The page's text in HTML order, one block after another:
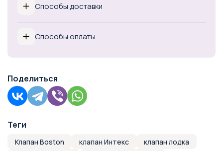
Способы доставки
Способы оплаты
Поделиться
Теги
Клапан Boston клапан Интекс
клапан лодка